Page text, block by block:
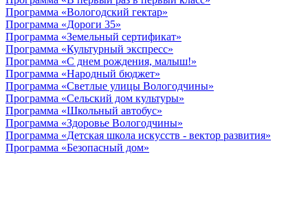
Программа «Вологодский гектар»
Программа «Дороги 35»
Программа «Земельный сертификат»
Программа «Культурный экспресс»
Программа «С днем рождения, малыш!»
Программа «Народный бюджет»
Программа «Светлые улицы Вологодчины»
Программа «Сельский дом культуры»
Программа «Школьный автобус»
Программа «Здоровье Вологодчины»
Программа «Детская школа искусств - вектор развития»
Программа «Безопасный дом»